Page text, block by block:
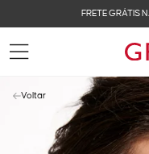
FRETE GRÁTIS
Voltar